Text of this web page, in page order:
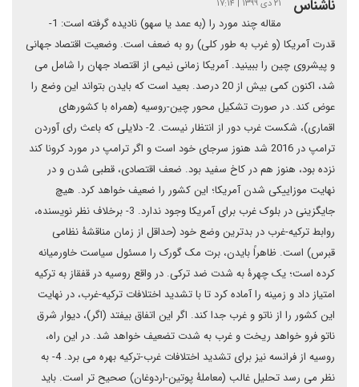
ناشناس ۲۱ دی ۱۳۹۹ | ۱۷:۱۴
مقاله چند مورد را (به عمد یا سهو) نادیده گرفته است: 1-
قدرت آمریکا (و غرب به طور کلی) رو به ضعف است. وضعیت اقتصاد جهانی
و پیشروی چین را ببینید. آمریکا زمانی نیمی از اقتصاد جهان را شامل می
شد، اکنون کمی بیش از 20 درصد. بعید است که بایدن بتواند این وضع را
عوض کند. در صورت تشکیل محور چین-روسیه (همراه با کشورهای
اقماری)، شکست غرب دور از انتظار نیست. 2- دلایلی که باعث رای آوردن
ترامپ در 2016 شد هنوز سرجای خود است و اگر ترامپ در مورد کرونا کند
نزده بود، هنوز هم در کاخ سفید بود. ضعف اقتصادی، قطبی شدن و در
نهایت موزاییکی شدن آمریکا؛ این کشور را ضعیف خواهد کرد. هیچ
جایگزینی در بلوک غرب برای آمریکا وجود ندارد. 3- برخلاف نظر نویسنده،
روابط ترکیه-غرب در بدترین وضع خود (حداقل از زمان مناقشۀ نظامی
قبرس) است. ظاهراً بایدن، برت مک گورک را مسئول سیاست خاورمیانه
کرده است؛ یک چهرۀ به شدت ضد ترکی. در واقع روسیه در قفقاز به ترکیه
امتیاز داد و زمینه را آماده کرد تا با تشدید اختلافات ترکیه-غرب، در نهایت
این کشور را از ناتو و غرب جدا کند. اگر این اتفاق بیفتد (اگر)، دیوار شرق
ناتو فرو خواهد ریخت و غرب به شدت تضعیف خواهد شد. در این راه،
روسیه از فرانسه نیز برای تشدید اختلافات غرب-ترکیه بهره می برد. 4- به
نظر می رسد تحلیل غالب (معاملۀ پوتین-اردوغان) صحیح تر است. باید